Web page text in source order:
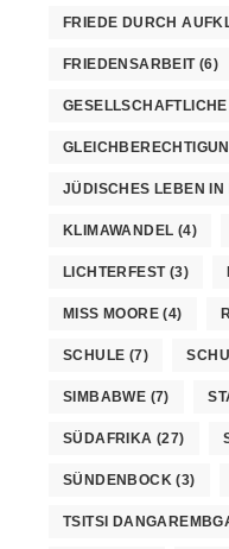
FRIEDE DURCH
FRIEDENSARBEIT(6)
JÜDISCHES LEBEN
KLIMAWANDEL (4)
LICHTERFEST(3)
MISS MOORE (4)
SCHULE (7)
SIMBABWE (7)
SÜDAFRIKA (27)
SÜNDENBOCK (3)
TSITSI